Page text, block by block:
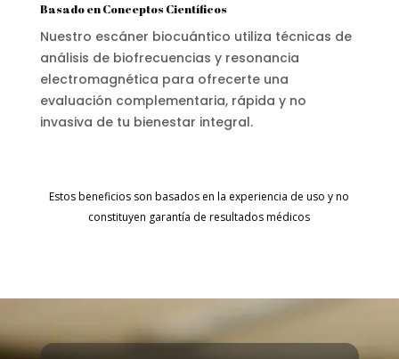
Basado en Conceptos Científicos
Nuestro escáner biocuántico utiliza técnicas de
análisis de biofrecuencias y resonancia
electromagnética para ofrecerte una
evaluación complementaria, rápida y no
invasiva de tu bienestar integral.
Estos beneficios son basados en la experiencia de uso y no
constituyen garantía de resultados médicos